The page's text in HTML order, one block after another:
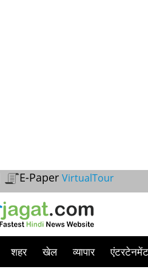
E-Paper VirtualTour
शहर खेल व्यापार एंटरटेनमेंट